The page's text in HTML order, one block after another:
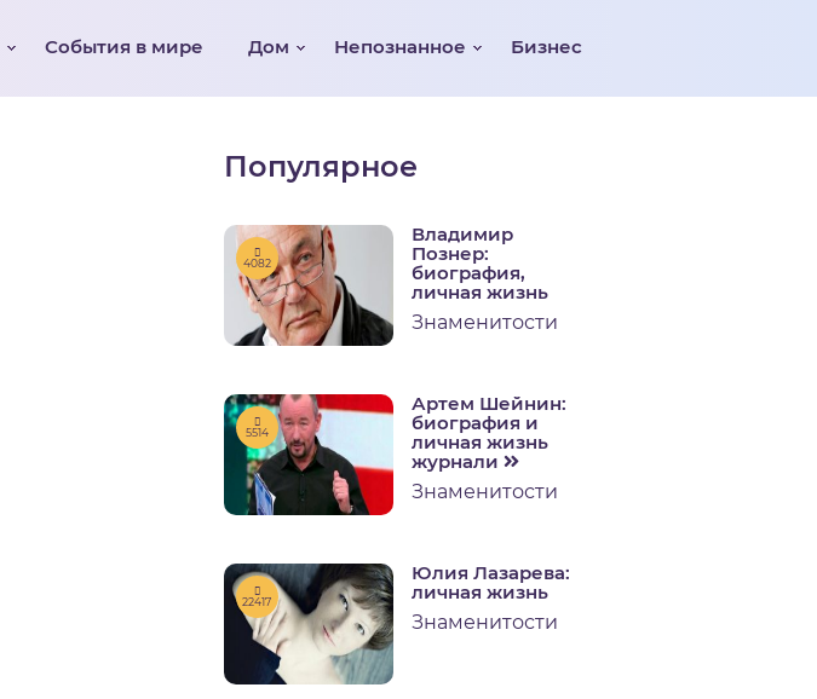
События в мире Дом Непознанное Бизнес
Популярное
4082
Владимир
Познер:
биография,
личная жизнь
Знаменитости
5514
Артем Шейнин:
биография и
личная жизнь
журнали
Знаменитости
22417
Юлия Лазарева:
личная жизнь
Знаменитости